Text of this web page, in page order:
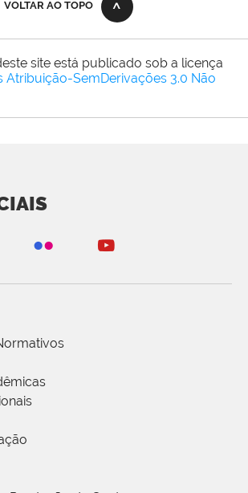
VOLTAR AO TOPO
site está publicado sob a licença
Atribuição-SemDerivações 3.0 Não